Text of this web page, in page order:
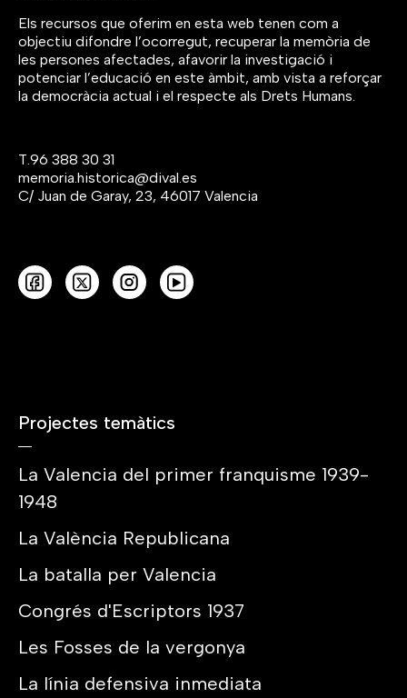
Els recursos que oferim en esta web tenen com a
objectiu difondre l’ocorregut, recuperar la memòria de
les persones afectades, afavorir la investigació i
potenciar l’educació en este àmbit, amb vista a reforçar
la democràcia actual i el respecte als Drets Humans.
T. 96 388 30 31
memoria.historica@dival.es
C/ Juan de Garay, 23, 46017 Valencia
Projectes temàtics
La Valencia del primer franquisme 1939-
1948
La València Republicana
La batalla per Valencia
Congrés d'Escriptors 1937
Les Fosses de la vergonya
La línia defensiva inmediata